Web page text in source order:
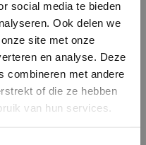
social media te bieden
Ook delen we
site met onze
en analyse. Deze
combineren met andere
of die ze hebben
van hun services.